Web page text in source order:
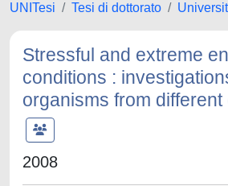
UNITesi Tesi di dottorato
Stressful and extreme
conditions :
organisms from different
2008